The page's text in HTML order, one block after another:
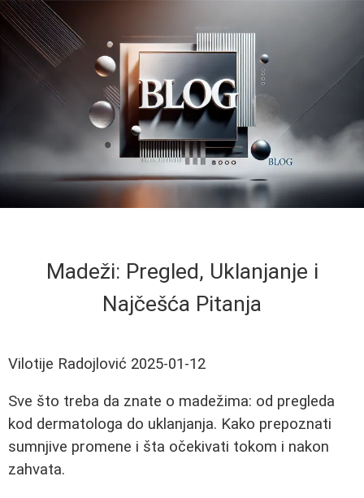
Madeži: Pregled, Uklanjanje i
Najčešća Pitanja
Vilotije Radojlović 2025-01-12
Sve što treba da znate o madežima: od pregleda
kod dermatologa do uklanjanja. Kako prepoznati
sumnjive promene i šta očekivati tokom i nakon
zahvata.